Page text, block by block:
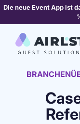
Die neue Event App ist